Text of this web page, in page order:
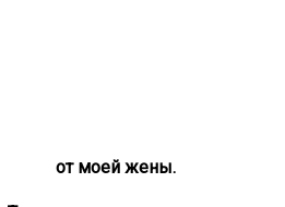
от моей жены.